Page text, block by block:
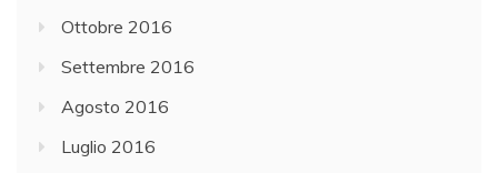
Ottobre 2016
Settembre 2016
Agosto 2016
Luglio 2016